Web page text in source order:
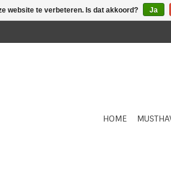
HOME
website te verbeteren. Is dat akkoord? Ja